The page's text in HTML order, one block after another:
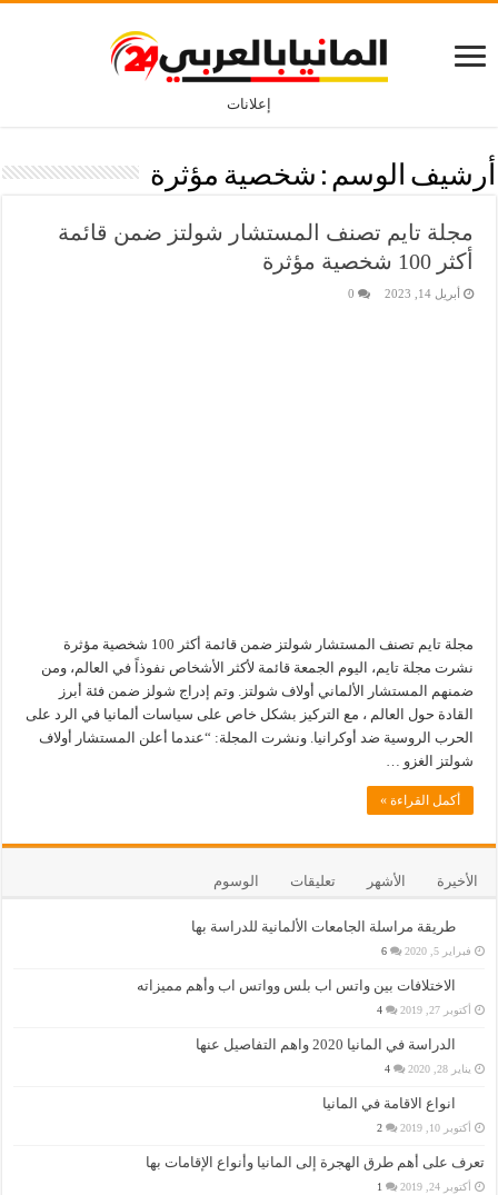
إعلانات
أرشيف الوسم : شخصية مؤثرة
مجلة تايم تصنف المستشار شولتز ضمن قائمة
أكثر 100 شخصية مؤثرة
أبريل 14, 2023 0
مجلة تايم تصنف المستشار شولتز ضمن قائمة أكثر 100 شخصية مؤثرة
نشرت مجلة تايم، اليوم الجمعة قائمة لأكثر الأشخاص نفوذاً في العالم، ومن
ضمنهم المستشار الألماني أولاف شولتز. وتم إدراج شولز ضمن فئة أبرز
القادة حول العالم ، مع التركيز بشكل خاص على سياسات ألمانيا في الرد على
الحرب الروسية ضد أوكرانيا. ونشرت المجلة: “عندما أعلن المستشار أولاف
شولتز الغزو …
أكمل القراءة »
الأخيرة الأشهر تعليقات الوسوم
طريقة مراسلة الجامعات الألمانية للدراسة بها
فبراير 5, 2020 6
الاختلافات بين واتس اب بلس وواتس اب وأهم مميزاته
أكتوبر 27, 2019 4
الدراسة في المانيا 2020 واهم التفاصيل عنها
يناير 28, 2020 4
انواع الاقامة في المانيا
أكتوبر 10, 2019 2
تعرف على أهم طرق الهجرة إلى المانيا وأنواع الإقامات بها
أكتوبر 24, 2019 1